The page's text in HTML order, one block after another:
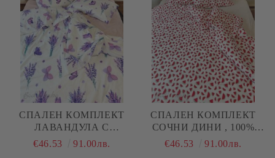
СПАЛЕН КОМПЛЕКТ
ЛАВАНДУЛА С
ПЕПЕРУДИ , 100%
€46.53 91.00лв.
СПАЛЕН КОМПЛЕКТ
СОЧНИ ДИНИ , 100%
ПАМУК/РАНФОРС, 4
€46.53 91.00лв.